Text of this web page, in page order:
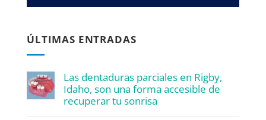
ÚLTIMAS ENTRADAS
Las dentaduras parciales en Rigby,
Idaho, son una forma accesible de
recuperar tu sonrisa